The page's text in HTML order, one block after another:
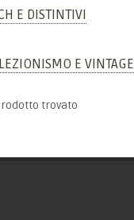
E DISTINTIVI
E VINTAGE
trovato